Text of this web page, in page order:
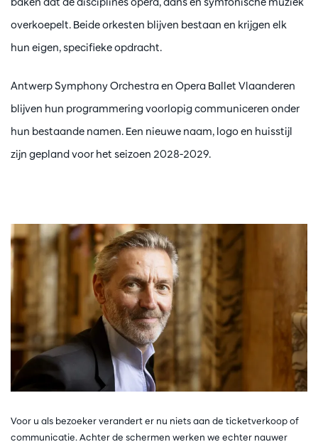
overkoepelt. Beide orkesten blijven bestaan en krijgen elk
hun eigen, specifieke opdracht.
Antwerp Symphony Orchestra en Opera Ballet Vlaanderen
blijven hun programmering voorlopig communiceren onder
hun bestaande namen. Een nieuwe naam, logo en huisstijl
zijn gepland voor het seizoen 2028-2029.
Voor u als bezoeker verandert er nu niets aan de ticketverkoop of
communicatie. Achter de schermen werken we echter nauwer